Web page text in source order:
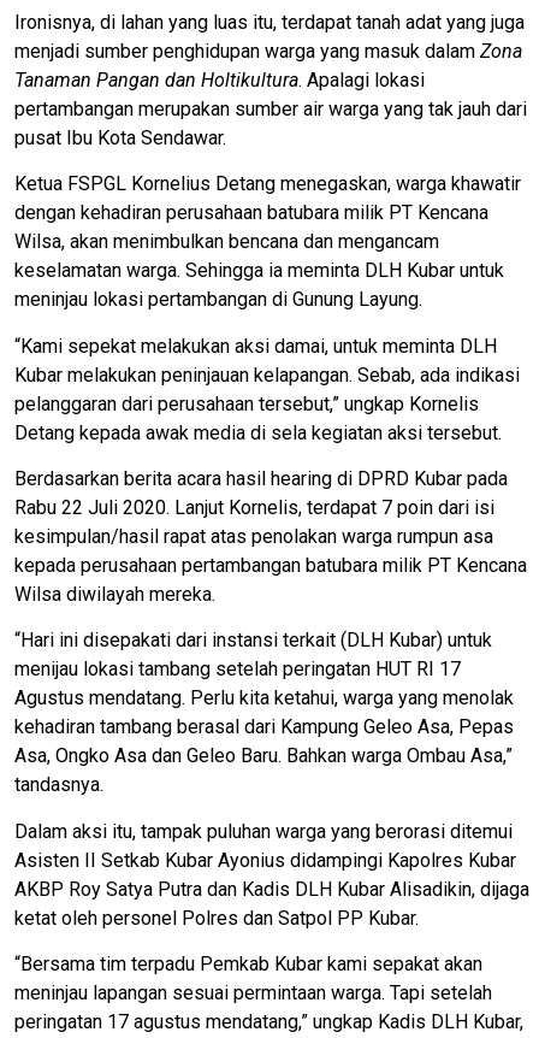
Ironisnya, di lahan yang luas itu, terdapat tanah adat yang juga
menjadi sumber penghidupan warga yang masuk dalam Zona
Tanaman Pangan dan Holtikultura. Apalagi lokasi
pertambangan merupakan sumber air warga yang tak jauh dari
pusat Ibu Kota Sendawar.
Ketua FSPGL Kornelius Detang menegaskan, warga khawatir
dengan kehadiran perusahaan batubara milik PT Kencana
Wilsa, akan menimbulkan bencana dan mengancam
keselamatan warga. Sehingga ia meminta DLH Kubar untuk
meninjau lokasi pertambangan di Gunung Layung.
“Kami sepekat melakukan aksi damai, untuk meminta DLH
Kubar melakukan peninjauan kelapangan. Sebab, ada indikasi
pelanggaran dari perusahaan tersebut,” ungkap Kornelis
Detang kepada awak media di sela kegiatan aksi tersebut.
Berdasarkan berita acara hasil hearing di DPRD Kubar pada
Rabu 22 Juli 2020. Lanjut Kornelis, terdapat 7 poin dari isi
kesimpulan/hasil rapat atas penolakan warga rumpun asa
kepada perusahaan pertambangan batubara milik PT Kencana
Wilsa diwilayah mereka.
“Hari ini disepakati dari instansi terkait (DLH Kubar) untuk
menijau lokasi tambang setelah peringatan HUT RI 17
Agustus mendatang. Perlu kita ketahui, warga yang menolak
kehadiran tambang berasal dari Kampung Geleo Asa, Pepas
Asa, Ongko Asa dan Geleo Baru. Bahkan warga Ombau Asa,”
tandasnya.
Dalam aksi itu, tampak puluhan warga yang berorasi ditemui
Asisten II Setkab Kubar Ayonius didampingi Kapolres Kubar
AKBP Roy Satya Putra dan Kadis DLH Kubar Alisadikin, dijaga
ketat oleh personel Polres dan Satpol PP Kubar.
“Bersama tim terpadu Pemkab Kubar kami sepakat akan
meninjau lapangan sesuai permintaan warga. Tapi setelah
peringatan 17 agustus mendatang,” ungkap Kadis DLH Kubar,